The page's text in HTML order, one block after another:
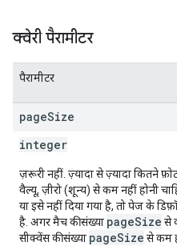
क्वेरी पैरामीटर
पैरामीटर
pageSize
integer
ज़रूरी नहीं. ज़्यादा से ज़्यादा कितने
वैल्यू, ज़ीरो (शून्य) से कम नहीं होनी
या इसे नहीं दिया गया है, तो पेज के
है. अगर मैच की संख्या pageSize से
सीक्वेंस की संख्या pageSize से कम